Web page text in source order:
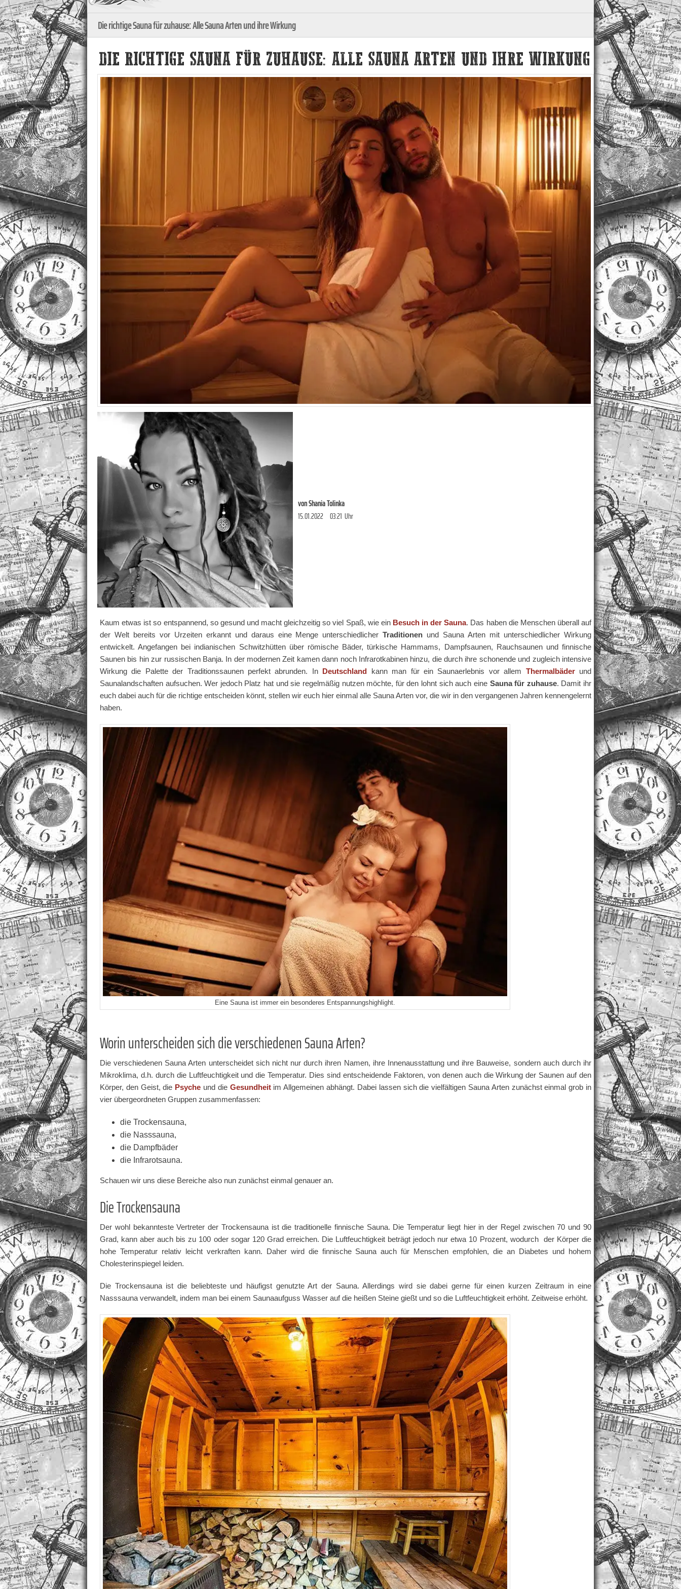
Die richtige Sauna für zuhause: Alle Sauna Arten und ihre Wirkung
DIE RICHTIGE SAUNA FÜR ZUHAUSE: ALLE SAUNA ARTEN UND IHRE WIRKUNG
vonShania Tolinka
15.01.2022 03:21 Uhr
Kaum etwas ist so entspannend, so gesund und macht gleichzeitig so viel Spaß, wie ein Besuch in der Sauna. Das haben die Menschen überall auf
der Welt bereits vor Urzeiten erkannt und daraus eine Menge unterschiedlicherTraditionen und Sauna Arten mit unterschiedlicher Wirkung
entwickelt. Angefangen bei indianischen Schwitzhütten über römische Bäder, türkische Hammams, Dampfsaunen, Rauchsaunen und finnische
Saunen bis hin zur russischen Banja. In der modernen Zeit kamen dann noch Infrarotkabinen hinzu, die durch ihre schonende und zugleich intensive
Wirkung die Palette der Traditionssaunen perfekt abrunden. In Deutschland kann man für ein Saunaerlebnis vor allem Thermalbäderund
Saunalandschaften aufsuchen. Wer jedoch Platz hat und sie regelmäßig nutzen möchte, für den lohnt sich auch eine Sauna für zuhause. Damit ihr
euch dabei auch für die richtige entscheiden könnt, stellen wir euch hier einmal alle Sauna Arten vor, die wir in den vergangenen Jahren kennengelernt
haben.
Eine Sauna ist immer ein besonderes Entspannungshighlight.
Worin unterscheiden sich die verschiedenen Sauna Arten?
Die verschiedenen Sauna Arten unterscheidet sich nicht nur durch ihren Namen, ihre Innenausstattung und ihre Bauweise, sondern auch durch ihr
Mikroklima, d.h. durch die Luftfeuchtigkeit und die Temperatur. Dies sind entscheidende Faktoren, von denen auch die Wirkung der Saunen auf den
Körper, den Geist, die Psyche und die Gesundheitim Allgemeinen abhängt. Dabei lassen sich die vielfältigen Sauna Arten zunächst einmal grob in
vier übergeordneten Gruppen zusammenfassen:
die Trockensauna,
die Nasssauna,
die Dampfbäder
die Infrarotsauna.
Schauen wir uns diese Bereiche also nun zunächst einmal genauer an.
Die Trockensauna
Der wohl bekannteste Vertreter der Trockensauna ist die traditionelle finnische Sauna. Die Temperatur liegt hier in der Regel zwischen 70 und 90
Grad, kann aber auch bis zu 100 oder sogar 120 Grad erreichen. Die Luftfeuchtigkeit beträgt jedoch nur etwa 10 Prozent, wodurch der Körper die
hohe Temperatur relativ leicht verkraften kann. Daher wird die finnische Sauna auch für Menschen empfohlen, die an Diabetes und hohem
Cholesterinspiegel leiden.
Die Trockensauna ist die beliebteste und häufigst genutzte Art der Sauna. Allerdings wird sie dabei gerne für einen kurzen Zeitraum in eine
Nasssauna verwandelt, indem man bei einem Saunaaufguss Wasser auf die heißen Steine gießt und so die Luftfeuchtigkeit erhöht. Zeitweise erhöht.